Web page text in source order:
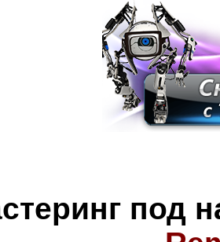
под